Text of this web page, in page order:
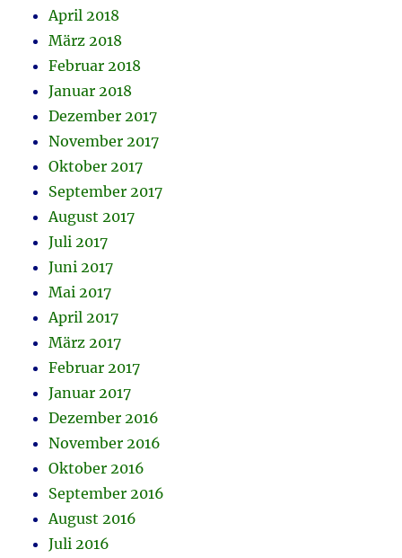
April 2018
März 2018
Februar 2018
Januar 2018
Dezember 2017
November 2017
Oktober 2017
September 2017
August 2017
Juli 2017
Juni 2017
Mai 2017
April 2017
März 2017
Februar 2017
Januar 2017
Dezember 2016
November 2016
Oktober 2016
September 2016
August 2016
Juli 2016